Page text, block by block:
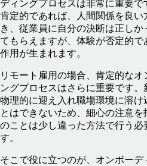
ディングプロセスは非常に重要で
肯定的であれば、人間関係を良い
き、従業員に自分の決断は正しか
てもらえますが、体験が否定的で
作用が生まれます。
リモート雇用の場合、肯定的なオ
ングプロセスはさらに重要です。
物理的に迎え入れ職場環境に溶け
とはできないため、細心の注意を
のことは少し違った方法で行う必
す。
そこで役に立つのが、オンボーデ